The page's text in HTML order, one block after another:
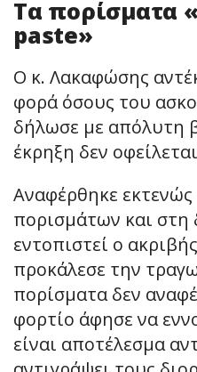
Τα πορίσματα
paste»
Ο κ. Λακαφώσης
φορά όσους του
δήλωσε με απόλυτη
έκρηξη δεν
Αναφέρθηκε
πορισμάτων και στη
εντοπιστεί ο
προκάλεσε την
πορίσματα δεν
φορτίο άφησε να
είναι αποτέλεσμα